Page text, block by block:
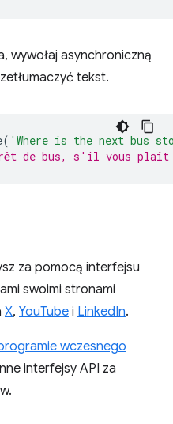
wywołaj asynchroniczną
tekst.
( 'Where is the next bus
de bus, s'il vous
za pomocą interfejsu
swoimi stronami
X, YouTube i LinkedIn.
wczesnego
interfejsy API za